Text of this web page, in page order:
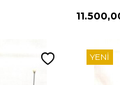
YENI